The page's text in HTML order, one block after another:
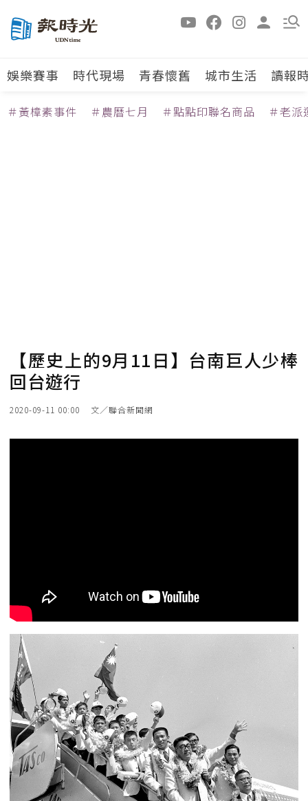
娛樂賽事 時代現場 青春懷舊 城市生活 讀報
＃黃樟素事件 ＃農曆七月 ＃點點印聯名商品 ＃老派
【歷史上的9月11日】台南巨人少棒
回台遊行
2020-09-11 00:00 文／聯合新聞網